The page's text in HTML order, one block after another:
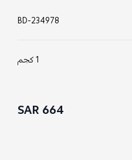
BD-234978
1 كجم
664 SAR